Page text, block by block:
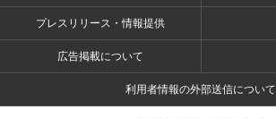
プレスリリース・情報提供
広告掲載について
利用者情報の外部送信について